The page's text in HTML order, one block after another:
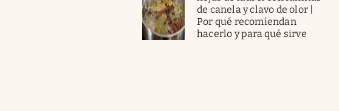
de canela y clavo de olor |
Por qué recomiendan
hacerlo y para qué sirve